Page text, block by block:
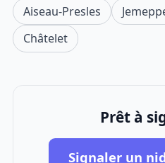
Aiseau-Presles
Châtelet
Prêt à
Signaler un